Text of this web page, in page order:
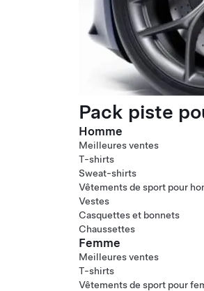
Pack piste
Homme
Meilleures ventes
T-shirts
Sweat-shirts
Vêtements de sport pour
Vestes
Casquettes et bonnets
Chaussettes
Femme
Meilleures ventes
T-shirts
Vêtements de sport pour